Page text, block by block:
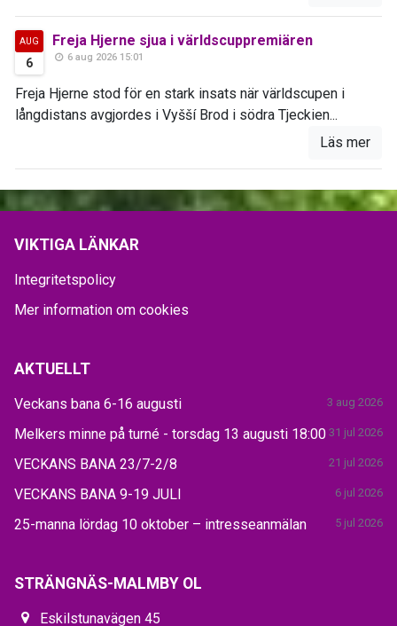
AUG
6
Freja Hjerne sjua i världscuppremiären
6 aug 2026 15:01
Freja Hjerne stod för en stark insats när världscupen i
långdistans avgjordes i Vyšší Brod i södra Tjeckien...
Läs mer
VIKTIGA LÄNKAR
Integritetspolicy
Mer information om cookies
AKTUELLT
Veckans bana 6-16 augusti 3 aug 2026
Melkers minne på turné - torsdag 13 augusti 18:00 31 jul 2026
VECKANS BANA 23/7-2/8 21 jul 2026
VECKANS BANA 9-19 JULI 6 jul 2026
25-manna lördag 10 oktober – intresseanmälan 5 jul 2026
STRÄNGNÄS-MALMBY OL
Eskilstunavägen 45